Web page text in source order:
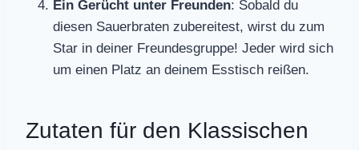
Ein Gerücht unter Freunden: Sobald du
diesen Sauerbraten zubereitest, wirst du zum
Star in deiner Freundesgruppe! Jeder wird sich
um einen Platz an deinem Esstisch reißen.
Zutaten für den Klassischen